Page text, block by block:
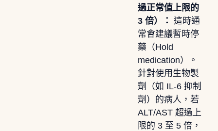
過正常值上限的
3 倍）： 這時通
常會建議暫時停
藥（Hold
medication）。
針對使用生物製
劑（如 IL-6 抑制
劑）的病人，若
ALT/AST 超過上
限的 3 至 5 倍，